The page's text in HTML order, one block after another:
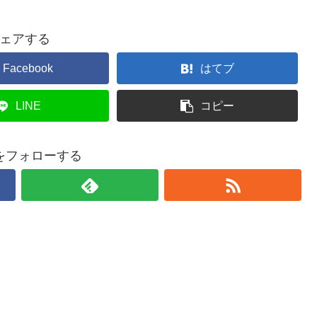
アする
Facebook はてブ
LINE コピー
フォローする